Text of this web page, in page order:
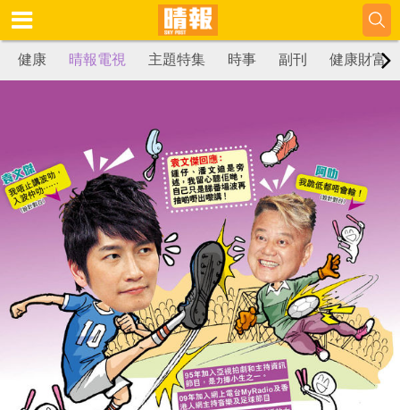
健康 晴報電視 主題特集 時事 副刊 健康財富